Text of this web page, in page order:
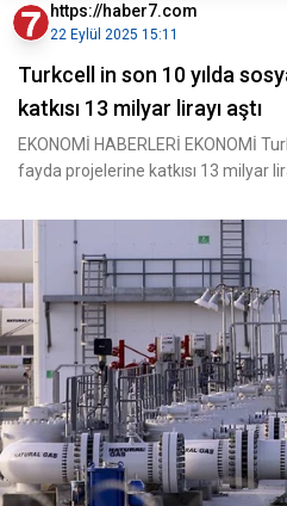
https://haber7.com
22 Eylül 2025 15:11
Turkcell in son 10 yılda
katkısı 13 milyar lirayı aştı
EKONOMİ HABERLERİ EKONOMİ
fayda projelerine katkısı 13 milyar